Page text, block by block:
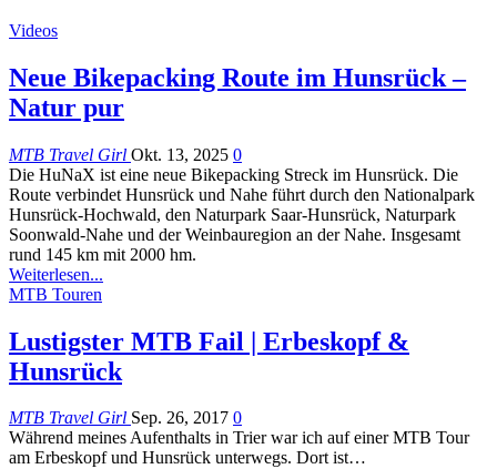
Videos
Neue Bikepacking Route im Hunsrück –
Natur pur
MTB Travel Girl Okt. 13, 2025 0
Die HuNaX ist eine neue Bikepacking Streck im Hunsrück. Die
Route verbindet Hunsrück und Nahe führt durch den Nationalpark
Hunsrück-Hochwald, den Naturpark Saar-Hunsrück, Naturpark
Soonwald-Nahe und der Weinbauregion an der Nahe. Insgesamt
rund 145 km mit 2000 hm.
Weiterlesen...
MTB Touren
Lustigster MTB Fail | Erbeskopf &
Hunsrück
MTB Travel Girl Sep. 26, 2017 0
Während meines Aufenthalts in Trier war ich auf einer MTB Tour
am Erbeskopf und Hunsrück unterwegs. Dort ist…